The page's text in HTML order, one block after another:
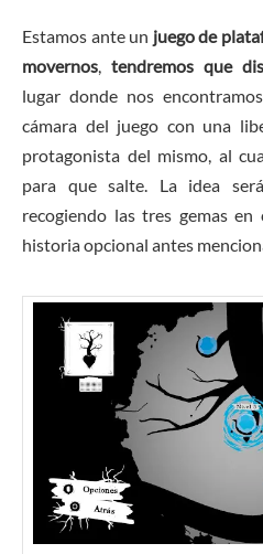
Estamos ante un juego de
movernos, tendremos que
lugar donde nos
cámara del juego con una
protagonista del mismo, al
para que salte. La idea
recogiendo las tres gemas
historia opcional antes